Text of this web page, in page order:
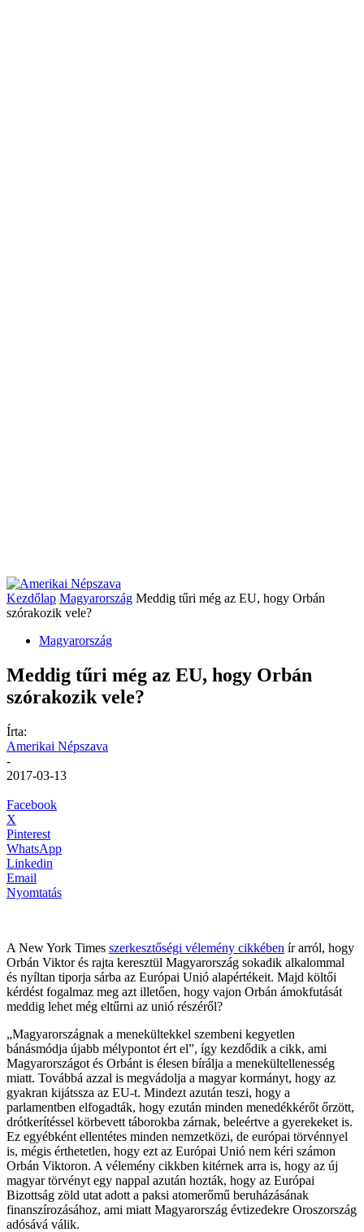
Kezdőlap Magyarország Meddig tűri még az EU, hogy Orbán
szórakozik vele?
Magyarország
Meddig tűri még az EU, hogy Orbán
szórakozik vele?
Írta:
Amerikai Népszava
-
2017-03-13
Facebook
X
Pinterest
WhatsApp
Linkedin
Email
Nyomtatás
A New York Times szerkesztőségi vélemény cikkében ír arról, hogy
Orbán Viktor és rajta keresztül Magyarország sokadik alkalommal
és nyíltan tiporja sárba az Európai Unió alapértékeit. Majd költői
kérdést fogalmaz meg azt illetően, hogy vajon Orbán ámokfutását
meddig lehet még eltűrni az unió részéről?
„Magyarországnak a menekültekkel szembeni kegyetlen
bánásmódja újabb mélypontot ért el”, így kezdődik a cikk, ami
Magyarországot és Orbánt is élesen bírálja a menekültellenesség
miatt. Továbbá azzal is megvádolja a magyar kormányt, hogy az
gyakran kijátssza az EU-t. Mindezt azután teszi, hogy a
parlamentben elfogadták, hogy ezután minden menedékkérőt őrzött,
drótkerítéssel körbevett táborokba zárnak, beleértve a gyerekeket is.
Ez egyébként ellentétes minden nemzetközi, de európai törvénnyel
is, mégis érthetetlen, hogy ezt az Európai Unió nem kéri számon
Orbán Viktoron. A vélemény cikkben kitérnek arra is, hogy az új
magyar törvényt egy nappal azután hozták, hogy az Európai
Bizottság zöld utat adott a paksi atomerőmű beruházásának
finanszírozásához, ami miatt Magyarország évtizedekre Oroszország
adósává válik.